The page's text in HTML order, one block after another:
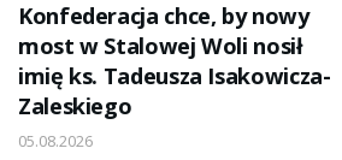
Konfederacja chce, by nowy
most w Stalowej Woli nosił
imię ks. Tadeusza Isakowicza-
Zaleskiego
05.08.2026